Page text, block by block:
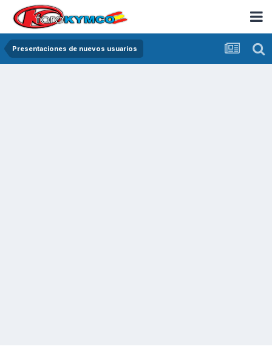
Presentaciones de nuevos usuarios